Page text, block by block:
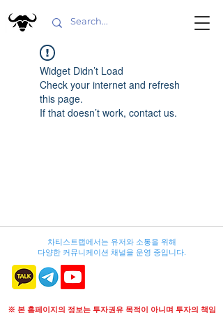
Widget Didn’t Load
Check your internet and refresh
this page.
If that doesn’t work, contact us.
차티스트랩에서는 유저와 소통을 위해
다양한 커뮤니케이션 채널을 운영 중입니다.
※ 본 홈페이지의 정보는 투자권유 목적이 아니며 투자의 책임